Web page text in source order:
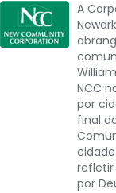
A
NCC
por
final
refletir
por